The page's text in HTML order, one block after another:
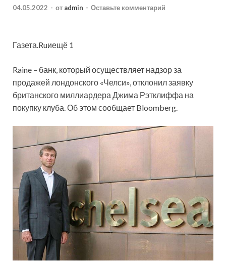
04.05.2022 - от admin - Оставьте комментарий
Газета.Ruиещё 1
Raine – банк, который осуществляет надзор за
продажей лондонского «Челси», отклонил заявку
британского миллиардера Джима Рэтклиффа на
покупку клуба. Об этом сообщает Bloomberg.